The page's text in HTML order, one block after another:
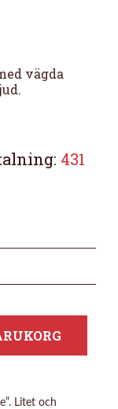
vägda
431
Litet och